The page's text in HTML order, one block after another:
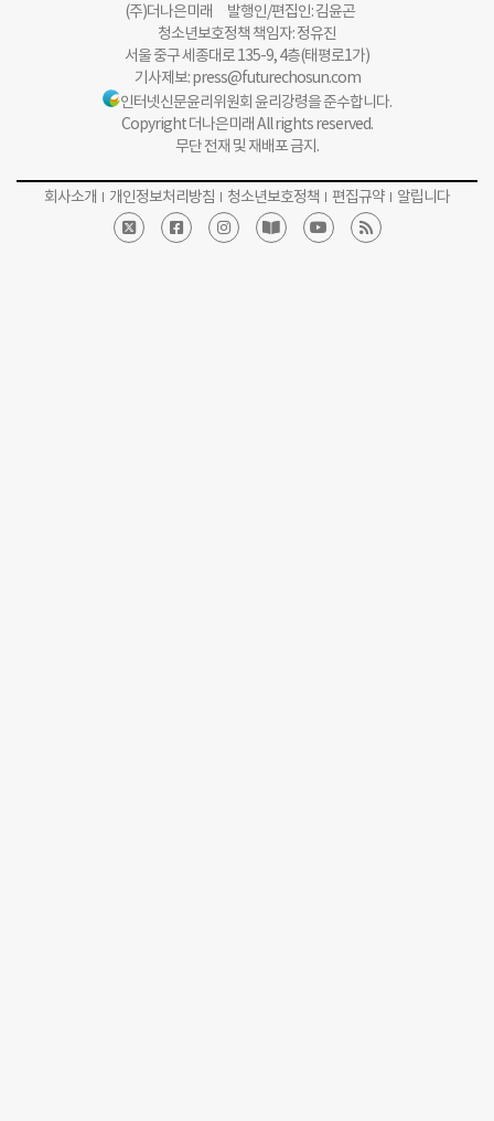
(주)더나은미래 발행인/편집인: 김윤곤
청소년보호정책 책임자: 정유진
서울 중구 세종대로 135-9, 4층(태평로1가)
기사제보:press@futurechosun.com
인터넷신문윤리위원회 윤리강령을 준수합니다.
Copyright 더나은미래 All rights reserved.
무단 전재 및 재배포 금지.
회사소개 개인정보처리방침 청소년보호정책 편집규약 알립니다